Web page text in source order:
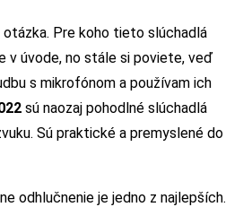
Pre koho tieto slúchadlá
v úvode, no stále si poviete, veď
s mikrofónom a používam ich
sú naozaj pohodlné slúchadlá
Sú praktické a premyslené do
odhlučnenie je jedno z najlepších.